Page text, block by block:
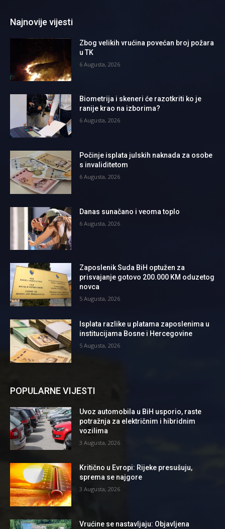
Najnovije vijesti
Zbog velikih vrućina povećan broj požara
u TK
6 Augusta, 2026
Biometrija i skeneri će razotkriti ko je
ranije krao na izborima?
6 Augusta, 2026
Počinje isplata julskih naknada za osobe
s invaliditetom
6 Augusta, 2026
Danas sunačano i veoma toplo
6 Augusta, 2026
Zaposlenik Suda BiH optužen za
prisvajanje gotovo 200.000 KM oduzetog
novca
5 Augusta, 2026
Isplata razlike u platama zaposlenima u
institucijama Bosne i Hercegovine
5 Augusta, 2026
POPULARNE VIJESTI
Uvoz automobila u BiH usporio, raste
potražnja za električnim i hibridnim
vozilima
3 Augusta, 2026
Kritično u Evropi: Rijeke presušuju,
sprema se najgore
3 Augusta, 2026
Vrućine se nastavljaju: Objavljena